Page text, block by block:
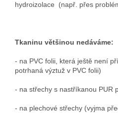
hydroizolace (např. přes
Tkaninu většinou nedáváme:
- na PVC folii, která ještě není
potrhaná výztuž v PVC folii)
- na střechy s nastříkanou PUR
- na plechové střechy (vyjma